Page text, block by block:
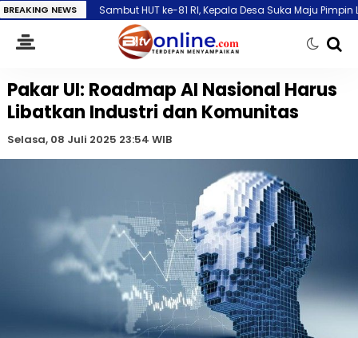
BREAKING NEWS
HUT ke-81 RI, Kepala Desa Suka Maju Pimpin Langsung Gotong
Pakar UI: Roadmap AI Nasional Harus
Libatkan Industri dan Komunitas
Selasa, 08 Juli 2025 23:54 WIB